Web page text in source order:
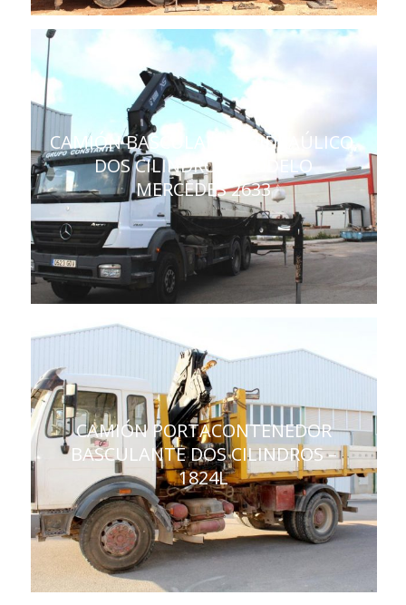
CAMIÓN BASCULANTE HIDRAÚLICO,
DOS CILINDROS, MODELO
MERCEDES 2633
CAMIÓN PORTACONTENEDOR
BASCULANTE DOS CILINDROS –
1824L